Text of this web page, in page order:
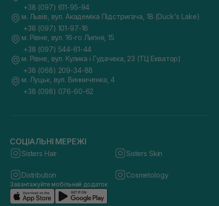
+38 (097) 611-95-94
м. Львів, вул. Академіка Підстригача, 1В (Duck's Lake)
+38 (097) 101-97-16
м. Рівне, вул. 16-го Липня, 15
+38 (097) 544-61-44
м. Рівне, вул. Кулика і Гудачека, 23 (ТЦ Екватор)
+38 (068) 209-34-88
м. Луцьк, вул. Винниченка, 4
+38 (098) 076-60-62
СОЦІАЛЬНІ МЕРЕЖІ
Sisters Hair Sisters Skin
Distribution Cosmetology
Завантажуйте мобільний додаток